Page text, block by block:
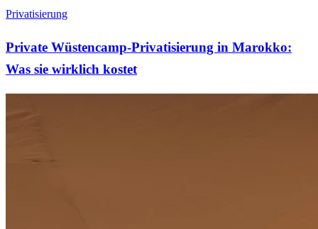
Privatisierung
Private Wüstencamp-Privatisierung in Marokko:
Was sie wirklich kostet